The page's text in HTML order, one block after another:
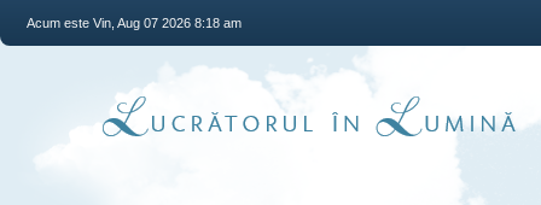
Acum este Vin, Aug 07 2026 8:18 am